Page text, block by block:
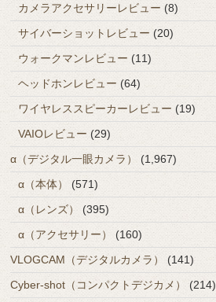
カメラアクセサリーレビュー (8)
サイバーショットレビュー (20)
ウォークマンレビュー (11)
ヘッドホンレビュー (64)
ワイヤレススピーカーレビュー (19)
VAIOレビュー (29)
α（デジタル一眼カメラ）
(1,967)
α（本体）
(571)
α（レンズ）
(395)
α（アクセサリー）
(160)
VLOGCAM（デジタルカメラ）
(141)
Cyber-shot（コンパクトデジカメ）
(214)